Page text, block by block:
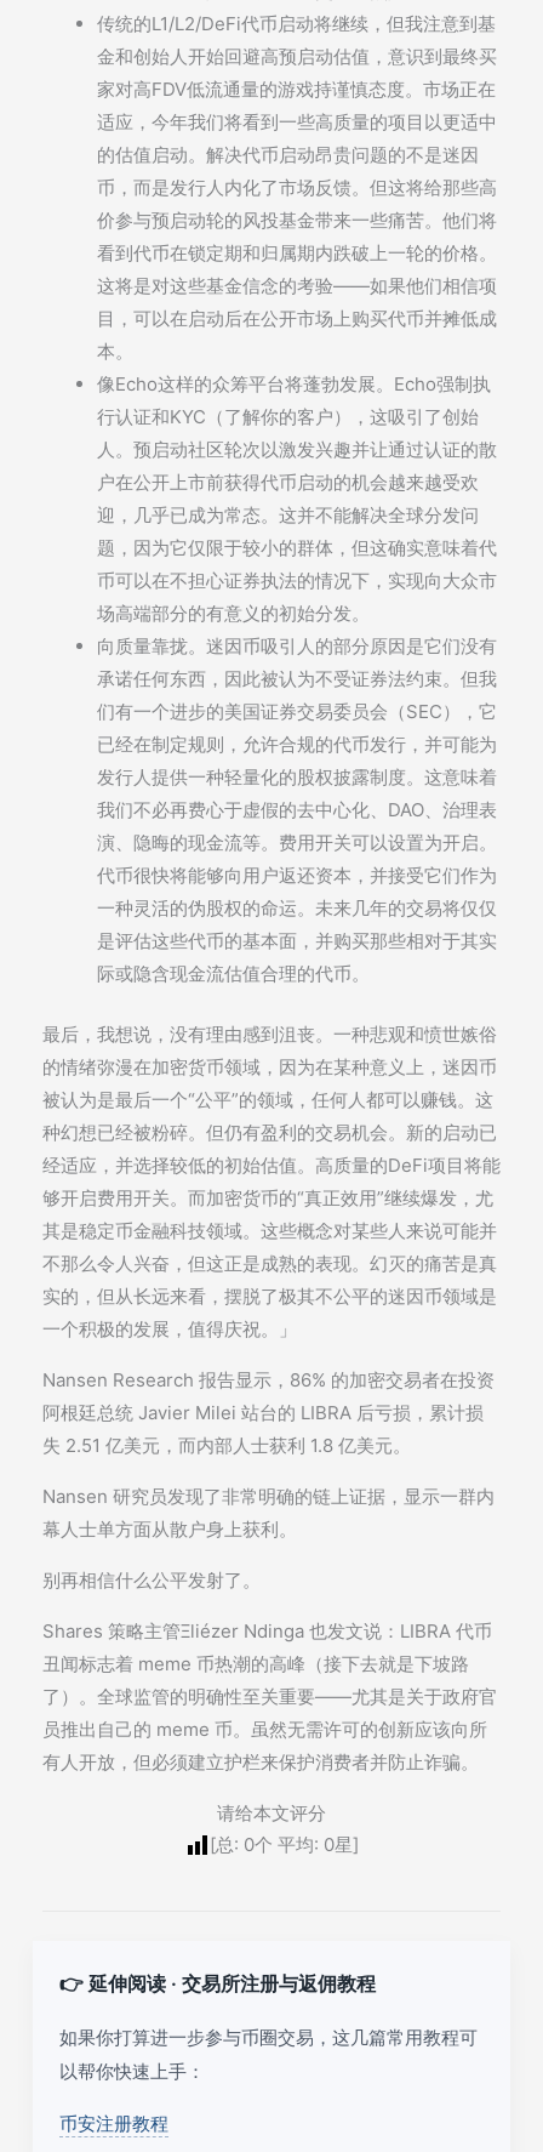
传统的L1/L2/DeFi代币启动将继续，但我注意到基
金和创始人开始回避高预启动估值，意识到最终买
家对高FDV低流通量的游戏持谨慎态度。市场正在
适应，今年我们将看到一些高质量的项目以更适中
的估值启动。解决代币启动昂贵问题的不是迷因
币，而是发行人内化了市场反馈。但这将给那些高
价参与预启动轮的风投基金带来一些痛苦。他们将
看到代币在锁定期和归属期内跌破上一轮的价格。
这将是对这些基金信念的考验——如果他们相信项
目，可以在启动后在公开市场上购买代币并摊低成
本。
像Echo这样的众筹平台将蓬勃发展。Echo强制执
行认证和KYC（了解你的客户），这吸引了创始
人。预启动社区轮次以激发兴趣并让通过认证的散
户在公开上市前获得代币启动的机会越来越受欢
迎，几乎已成为常态。这并不能解决全球分发问
题，因为它仅限于较小的群体，但这确实意味着代
币可以在不担心证券执法的情况下，实现向大众市
场高端部分的有意义的初始分发。
向质量靠拢。迷因币吸引人的部分原因是它们没有
承诺任何东西，因此被认为不受证券法约束。但我
们有一个进步的美国证券交易委员会（SEC），它
已经在制定规则，允许合规的代币发行，并可能为
发行人提供一种轻量化的股权披露制度。这意味着
我们不必再费心于虚假的去中心化、DAO、治理表
演、隐晦的现金流等。费用开关可以设置为开启。
代币很快将能够向用户返还资本，并接受它们作为
一种灵活的伪股权的命运。未来几年的交易将仅仅
是评估这些代币的基本面，并购买那些相对于其实
际或隐含现金流估值合理的代币。
最后，我想说，没有理由感到沮丧。一种悲观和愤世嫉俗
的情绪弥漫在加密货币领域，因为在某种意义上，迷因币
被认为是最后一个“公平”的领域，任何人都可以赚钱。这
种幻想已经被粉碎。但仍有盈利的交易机会。新的启动已
经适应，并选择较低的初始估值。高质量的DeFi项目将能
够开启费用开关。而加密货币的“真正效用”继续爆发，尤
其是稳定币金融科技领域。这些概念对某些人来说可能并
不那么令人兴奋，但这正是成熟的表现。幻灭的痛苦是真
实的，但从长远来看，摆脱了极其不公平的迷因币领域是
一个积极的发展，值得庆祝。」
Nansen Research 报告显示，86% 的加密交易者在投资
阿根廷总统 Javier Milei 站台的 LIBRA 后亏损，累计损
失 2.51 亿美元，而内部人士获利 1.8 亿美元。
Nansen 研究员发现了非常明确的链上证据，显示一群内
幕人士单方面从散户身上获利。
别再相信什么公平发射了。
Shares 策略主管Ξliézer Ndinga 也发文说：LIBRA 代币
丑闻标志着 meme 币热潮的高峰（接下去就是下坡路
了）。全球监管的明确性至关重要——尤其是关于政府官
员推出自己的 meme 币。虽然无需许可的创新应该向所
有人开放，但必须建立护栏来保护消费者并防止诈骗。
请给本文评分
[总: 0个 平均: 0星]
👉 延伸阅读 · 交易所注册与返佣教程
如果你打算进一步参与币圈交易，这几篇常用教程可
以帮你快速上手：
币安注册教程